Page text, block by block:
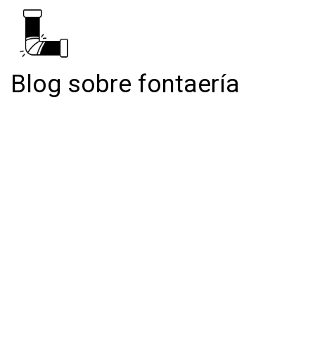
Blog sobre fontaería